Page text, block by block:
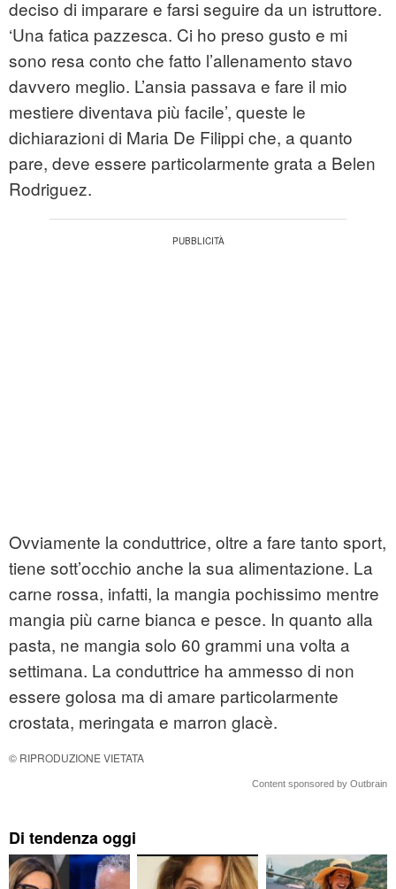
deciso di imparare e farsi seguire da un istruttore.
‘Una fatica pazzesca. Ci ho preso gusto e mi
sono resa conto che fatto l’allenamento stavo
davvero meglio. L’ansia passava e fare il mio
mestiere diventava più facile’, queste le
dichiarazioni di Maria De Filippi che, a quanto
pare, deve essere particolarmente grata a Belen
Rodriguez.
Ovviamente la conduttrice, oltre a fare tanto sport,
tiene sott’occhio anche la sua alimentazione. La
carne rossa, infatti, la mangia pochissimo mentre
mangia più carne bianca e pesce. In quanto alla
pasta, ne mangia solo 60 grammi una volta a
settimana. La conduttrice ha ammesso di non
essere golosa ma di amare particolarmente
crostata, meringata e marron glacè.
© RIPRODUZIONE VIETATA
Content sponsored by Outbrain
Di tendenza oggi